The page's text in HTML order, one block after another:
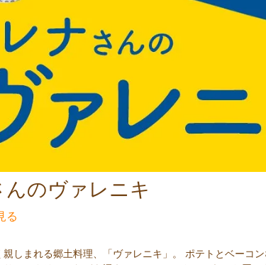
んのヴァレニキ
る
親しまれる郷土料理、「ヴァレニキ」。 ポテトとベーコ